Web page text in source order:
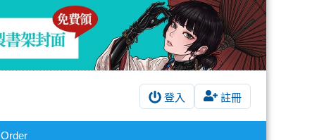
登入 註冊
Order